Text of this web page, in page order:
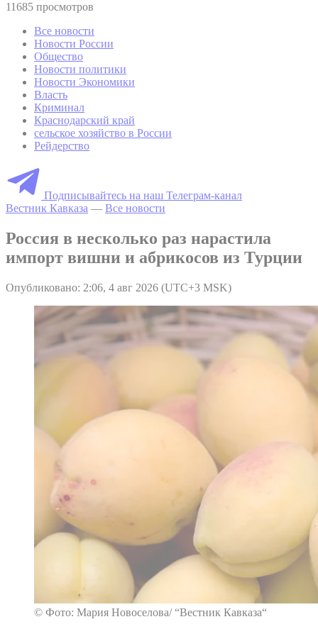
11685 просмотров
Все новости
Новости России
Общество
Новости политики
Новости Экономики
Власть
Криминал
Краснодарский край
сельское хозяйство в России
Рейдерство
Подписывайтесь на наш Телеграм-канал
Вестник Кавказа — Все новости
Россия в несколько раз нарастила
импорт вишни и абрикосов из Турции
Опубликовано: 2:06, 4 авг 2026 (UTC+3 MSK)
© Фото: Мария Новоселова/ “Вестник Кавказа“